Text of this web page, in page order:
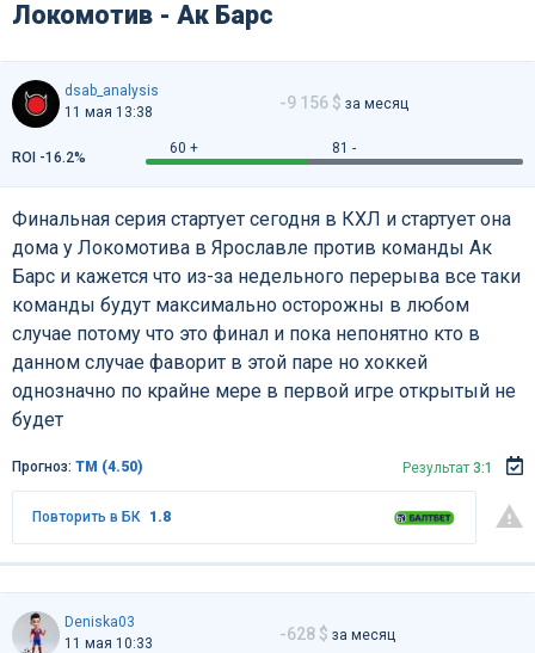
Локомотив - Ак Барс
dsab_analysis
11 мая 13:38
-9 156 $ за месяц
60 + 81 -
ROI -16.2%
Финальная серия стартует сегодня в КХЛ и стартует она
дома у Локомотива в Ярославле против команды Ак
Барс и кажется что из-за недельного перерыва все таки
команды будут максимально осторожны в любом
случае потому что это финал и пока непонятно кто в
данном случае фаворит в этой паре но хоккей
однозначно по крайне мере в первой игре открытый не
будет
Прогноз: ТМ (4.50) Результат 3:1
Повторить в БК 1.8
Deniska03
11 мая 10:33
-628 $ за месяц